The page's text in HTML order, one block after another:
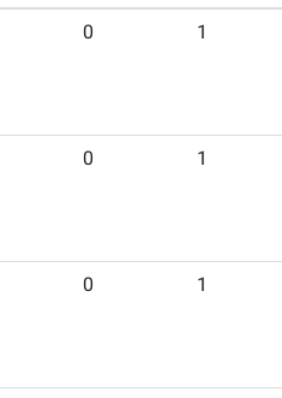
0 1
0 1
0 1